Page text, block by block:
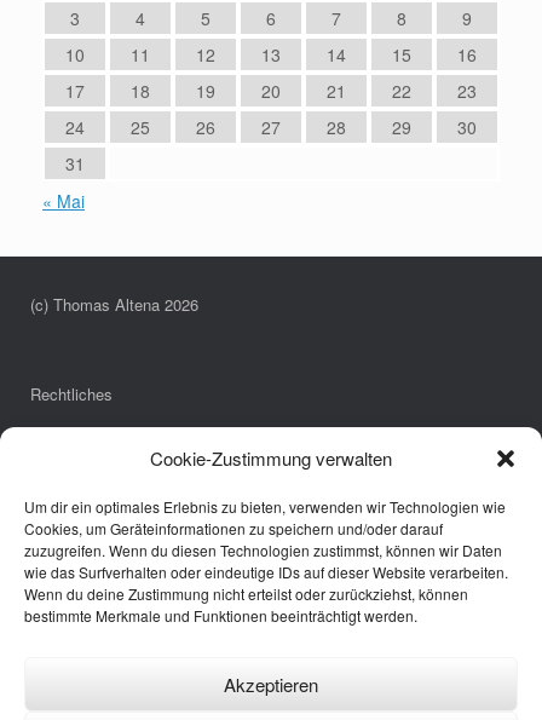
Cookie-Zustimmung verwalten
Um dir ein optimales Erlebnis zu bieten, verwenden wir Technologien wie
Cookies, um Geräteinformationen zu speichern und/oder darauf
zuzugreifen. Wenn du diesen Technologien zustimmst, können wir Daten
wie das Surfverhalten oder eindeutige IDs auf dieser Website verarbeiten.
Wenn du deine Zustimmung nicht erteilst oder zurückziehst, können
bestimmte Merkmale und Funktionen beeinträchtigt werden.
Akzeptieren
3
4 5 6 7 8
9
10
11 12 13 14 15
16
17
18 19 20 21 22
23
24
25 26 27 28 29
30
31
« Mai
(c) Thomas Altena 2026
Rechtliches
Datenschutzerklärung
Links
Annette Pöpping
Annette Pöpping Hpp-Praxis